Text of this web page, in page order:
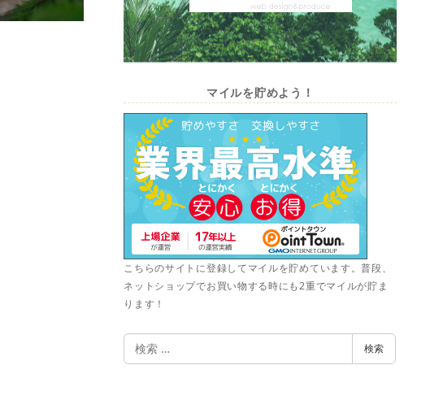
マイルを貯めよう！
こちらのサイトに登録してマイルを貯めています。普段、
ネットショップでお買い物する時にも2重でマイルが貯ま
ります！
検
索
検索